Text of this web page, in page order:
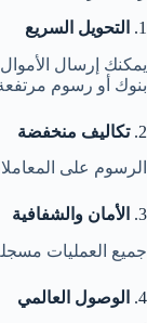
1.
التحويل السريع
يمكنك إرسال
بنوك أو رسوم
2. تكاليف منخفضة
الرسوم على
3.
الأمان والشفافية
جميع العمليات
4.
الوصول العالمي